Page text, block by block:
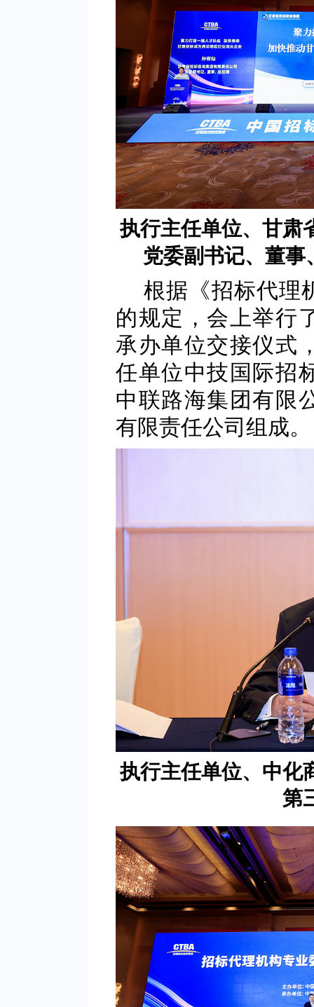
执行主任单位、甘肃
党委副书记、董
根据《招标代理
的规定，会上举行
承办单位交接仪式
任单位中技国际招
中联路海集团有限
有限责任公司组成。
执行主任单位、中化
第